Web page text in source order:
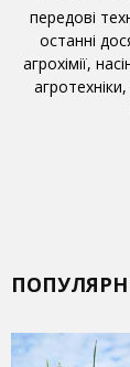
передові
останні
агрохімії,